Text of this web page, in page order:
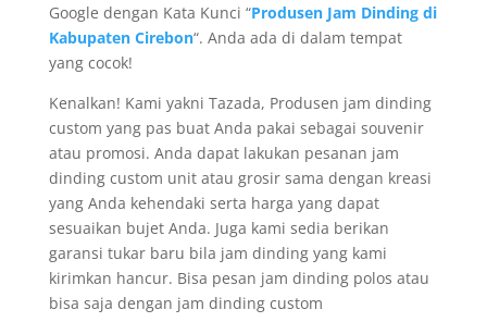
Google dengan Kata Kunci “Produsen Jam Dinding di
Kabupaten Cirebon“. Anda ada di dalam tempat
yang cocok!
Kenalkan! Kami yakni Tazada, Produsen jam dinding
custom yang pas buat Anda pakai sebagai souvenir
atau promosi. Anda dapat lakukan pesanan jam
dinding custom unit atau grosir sama dengan kreasi
yang Anda kehendaki serta harga yang dapat
sesuaikan bujet Anda. Juga kami sedia berikan
garansi tukar baru bila jam dinding yang kami
kirimkan hancur. Bisa pesan jam dinding polos atau
bisa saja dengan jam dinding custom